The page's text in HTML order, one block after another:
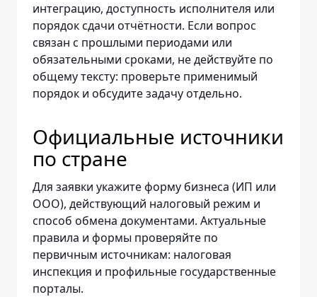
интеграцию, доступность исполнителя или
порядок сдачи отчётности. Если вопрос
связан с прошлыми периодами или
обязательными сроками, не действуйте по
общему тексту: проверьте применимый
порядок и обсудите задачу отдельно.
Официальные источники
по стране
Для заявки укажите форму бизнеса (ИП или
ООО), действующий налоговый режим и
способ обмена документами. Актуальные
правила и формы проверяйте по
первичным источникам: налоговая
инспекция и профильные государственные
порталы.